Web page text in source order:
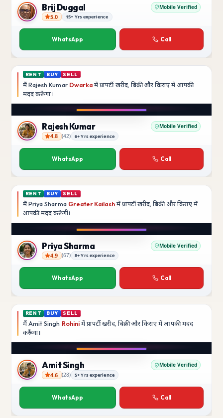
Mayur Vihar
₹1.5 Crore
Brij Duggal
Brij Duggal Mobile Verified
5.0 15+ Yrs experience
WhatsApp Call
RENT BUY SELL
मैं Rajesh Kumar Dwarka में प्रापर्टी खरीद, बिक्री और किराए में आपकी
मददकरूँगा।
Rajesh Kumar
Rajesh Kumar Mobile Verified
4.8 (42) 6+ Yrs experience
WhatsApp Call
RENT BUY SELL
मैं Priya Sharma Greater Kailashमें प्रापर्टी खरीद, बिक्री और किराए में
आपकी मददकरूँगी।
Priya Sharma
Priya Sharma Mobile Verified
4.9 (67) 8+ Yrs experience
WhatsApp Call
RENT BUY SELL
मैं Amit Singh Rohiniमें प्रापर्टी खरीद, बिक्री और किराए में आपकी मदद
करूँगा।
Amit Singh
Amit Singh Mobile Verified
4.6 (28) 5+ Yrs experience
WhatsApp Call